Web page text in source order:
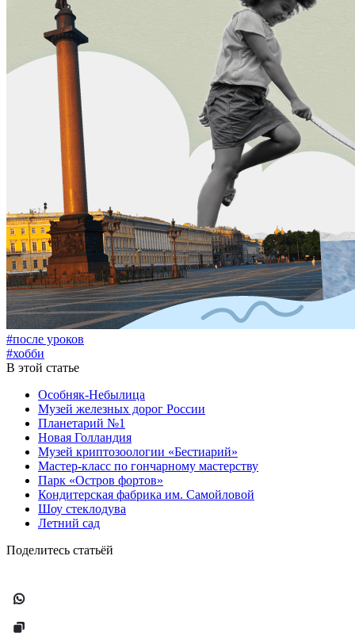
#после уроков
#хобби
В этой статье
Особняк-Небылица
Музей железных дорог России
Планетарий №1
Новая Голландия
Музей криптозоологии «Бестиарий»
Мастер-класс по гончарному мастерству
Парк «Остров фортов»
Кондитерская фабрика им. Самойловой
Шоу стеклодува
Летний сад
Поделитесь статьёй